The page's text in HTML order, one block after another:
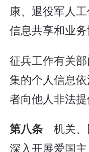
康、退役军人
信息共享和业务
征兵工作有关
集的个人信息
者向他人非法提
第八条 机关、
深入开展爱国